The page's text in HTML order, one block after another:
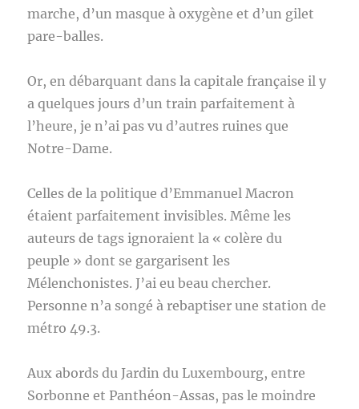
marche, d’un masque à oxygène et d’un gilet
pare-balles.
Or, en débarquant dans la capitale française il y
a quelques jours d’un train parfaitement à
l’heure, je n’ai pas vu d’autres ruines que
Notre-Dame.
Celles de la politique d’Emmanuel Macron
étaient parfaitement invisibles. Même les
auteurs de tags ignoraient la « colère du
peuple » dont se gargarisent les
Mélenchonistes. J’ai eu beau chercher.
Personne n’a songé à rebaptiser une station de
métro 49.3.
Aux abords du Jardin du Luxembourg, entre
Sorbonne et Panthéon-Assas, pas le moindre